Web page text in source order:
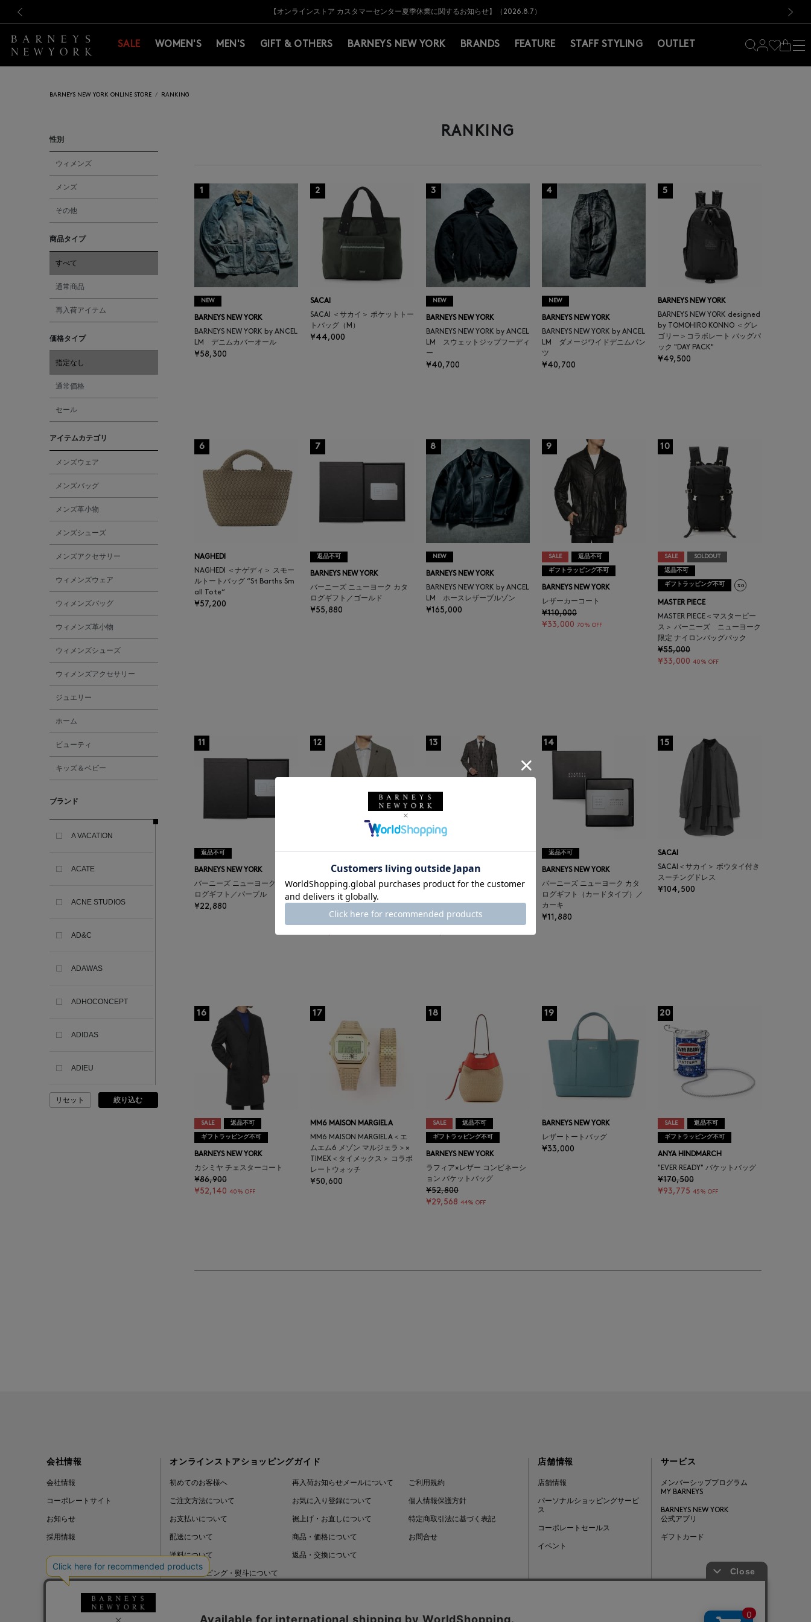
新規登録のお客様も対象！＜MY BARNEYS＞会員のお客様は11,000円（税込）以上のお買上げで常時送料無料！お買い物の際は会員登録を！
【夏季休業に伴う出荷一時停止のお知らせ】(2026.8.7)
【オンラインストア カスタマーセンター夏季休業に関するお知らせ】（2026.8.7）
【夏季休業に伴う返品・交換承り一時停止のお知らせ】（2026.8.5）
熊本県を中心とした地震の影響によるお荷物のお届けについて
【開催中】SUMMER SALEのご案内・ご注意事項
新規登録のお客様も対象！＜MY BARNEYS＞会員のお客様は11,000円（税込）以上のお買上げで常時送料無料！お買い物の際は会員登録を！
【夏季休業に伴う出荷一時停止のお知らせ】(2026.8.7)
SALE WOMEN'S MEN'S GIFT & OTHERS BARNEYS NEW YORK BRANDS FEATURE STAFF STYLING OUTLET
BARNEYS NEW YORK ONLINE STORE RANKING
性別
ウィメンズ
メンズ
その他
商品タイプ
すべて
通常商品
再入荷アイテム
価格タイプ
指定なし
通常価格
セール
アイテムカテゴリ
メンズウェア
メンズバッグ
メンズ革小物
メンズシューズ
メンズアクセサリー
ウィメンズウェア
ウィメンズバッグ
ウィメンズ革小物
ウィメンズシューズ
ウィメンズアクセサリー
ジュエリー
ホーム
ビューティ
キッズ＆ベビー
ブランド
A VACATION
ACATE
ACNE STUDIOS
AD&C
ADAWAS
ADHOCONCEPT
ADIDAS
ADIEU
ADLIN HUE
AMOMENTO
ANCELLM
ANCIENT GREEK
SANDAL
ANDERSONS
リセット 絞り込む
RANKING
1
NEW
BARNEYS NEW YORK
BARNEYS NEW YORK by ANCEL
LM デニムカバーオール
¥58,300
2
SACAI
SACAI ＜サカイ＞ ポケットトー
トバッグ（M）
¥44,000
3
NEW
BARNEYS NEW YORK
BARNEYS NEW YORK by ANCEL
LM スウェットジップフーディ
ー
¥40,700
4
NEW
BARNEYS NEW YORK
BARNEYS NEW YORK by ANCEL
LM ダメージワイドデニムパン
ツ
¥40,700
5
BARNEYS NEW YORK
BARNEYS NEW YORK designed
by TOMOHIRO KONNO ＜グレ
ゴリー＞コラボレート バッグパ
ック "DAY PACK"
¥49,500
6
NAGHEDI
NAGHEDI ＜ナゲディ＞ スモー
ルトートバッグ “St Barths Sm
all Tote“
¥57,200
7
返品不可
BARNEYS NEW YORK
バーニーズ ニューヨーク カタ
ログギフト／ゴールド
¥55,880
8
NEW
BARNEYS NEW YORK
BARNEYS NEW YORK by ANCEL
LM ホースレザーブルゾン
¥165,000
9
SALE 返品不可
ギフトラッピング不可
BARNEYS NEW YORK
レザーカーコート
¥110,000
¥33,000 70% OFF
10
SALE SOLDOUT
返品不可
ギフトラッピング不可
MASTER PIECE
MASTER PIECE＜マスターピー
ス＞ バーニーズ ニューヨーク
限定 ナイロンバッグパック
¥55,000
¥33,000 40% OFF
11
返品不可
BARNEYS NEW YORK
バーニーズ ニューヨーク カタ
ログギフト／パープル
¥22,880
12
SALE 返品不可
ギフトラッピング不可
LARDINI
LARDINI＜ラルディーニ＞ セッ
13
SALE 返品不可
ギフトラッピング不可
BARNEYS NEW YORK
¥143,000
14
返品不可
BARNEYS NEW YORK
バーニーズ ニューヨーク カタ
ログギフト（カードタイプ）／
カーキ
¥11,880
15
SACAI
SACAI＜サカイ＞ ボウタイ付き
スーチングドレス
¥104,500
16
SALE 返品不可
ギフトラッピング不可
BARNEYS NEW YORK
カシミヤ チェスターコート
¥86,900
¥52,140 40% OFF
17
MM6 MAISON MARGIELA
MM6 MAISON MARGIELA＜エ
ムエム6 メゾン マルジェラ＞×
TIMEX＜タイメックス＞ コラボ
レートウォッチ
¥50,600
18
SALE 返品不可
ギフトラッピング不可
BARNEYS NEW YORK
ラフィア×レザー コンビネーシ
ョン バケットバッグ
¥52,800
¥29,568 44% OFF
19
BARNEYS NEW YORK
レザートートバッグ
¥33,000
20
SALE 返品不可
ギフトラッピング不可
ANYA HINDMARCH
"EVER READY" バケットバッグ
¥170,500
¥93,775 45% OFF
会社情報
会社情報
コーポレートサイト
お知らせ
採用情報
オンラインストアショッピングガイド
初めてのお客様へ
ご注文方法について
お支払いについて
配送について
送料について
ギフトラッピング・熨斗について
再入荷お知らせメールについて
お気に入り登録について
裾上げ・お直しについて
商品・価格について
返品・交換について
ご利用規約
個人情報保護方針
特定商取引法に基づく表記
お問合せ
店舗情報
店舗情報
パーソナルショッピングサービ
ス
コーポレートセールス
イベント
サービス
メンバーシッププログラム
MY BARNEYS
BARNEYS NEW YORK
公式アプリ
ギフトカード